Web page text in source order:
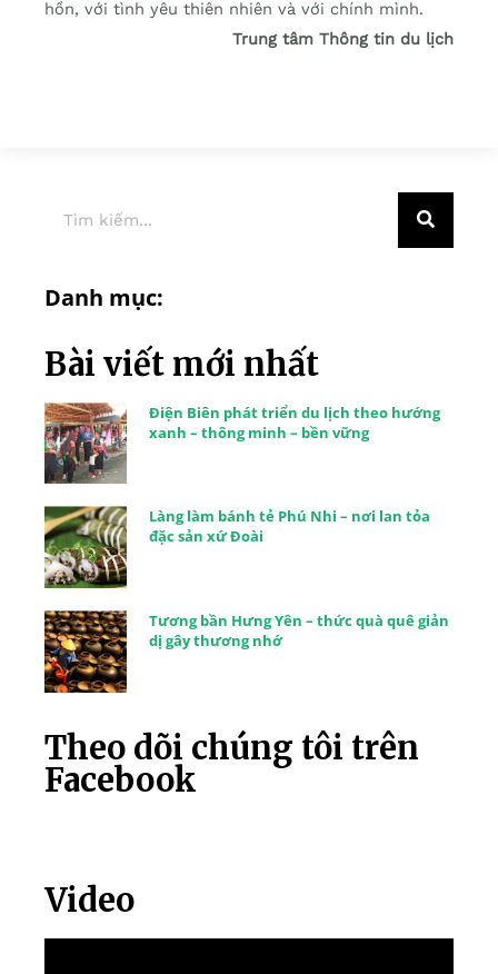
hồn, với tình yêu thiên nhiên và với chính mình.
Trung tâm Thông tin du lịch
Danh mục:
Bài viết mới nhất
Điện Biên phát triển du lịch theo hướng
xanh – thông minh – bền vững
Làng làm bánh tẻ Phú Nhi – nơi lan tỏa
đặc sản xứ Đoài
Tương bần Hưng Yên – thức quà quê giản
dị gây thương nhớ
Theo dõi chúng tôi trên
Facebook
Video